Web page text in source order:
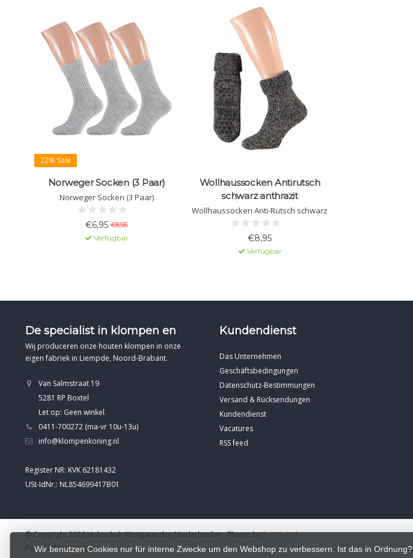
22% Sale
Norweger Socken (3 Paar)
Norweger Socken (3 Paar)
€6,95 €8,95
Verfügbar
Wollhaussocken Antirutsch
schwarz anthrazit
Wollhaussocken Anti-Rutsch schwarz
€8,95
Verfügbar
De specialist in klompen en
Wij produceren onze houten klompen in onze
eigen fabriek in Liempde, Noord-Brabant.
Van Salmstraat 19
5281 RP Boxtel
Let op: Geen winkel.
0411-700272 (ma-vr 10u-13u)
info@klompenkoning.nl
Register NR: KVK 62181432
USt-IdNr.: NL854699417B01
Kundendienst
Das Unternehmen
Geschäftsbedingungen
Datenschutz-Bestimmungen
Versand & Rücksendungen
Kundendienst
Vacatures
RSS feed
Wir benutzen Cookies nur für interne Zwecke um den Webshop zu verbessern. Ist das in Ordnung?
© Copyright 2026 Holzschuh König aus den Niederlanden- Theme byFrontlabel-
Powered byLightspeed